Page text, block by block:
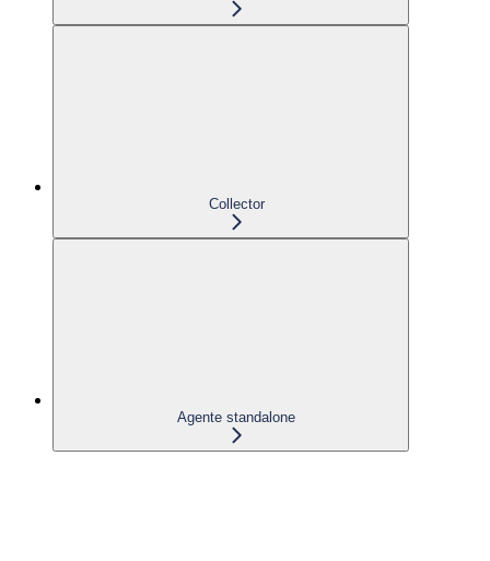
Collector
Agente standalone